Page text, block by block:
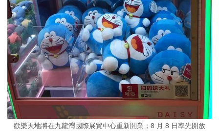
歡樂天地將在九龍灣國際展貿中心重新開業；8 月 8 日率先開放